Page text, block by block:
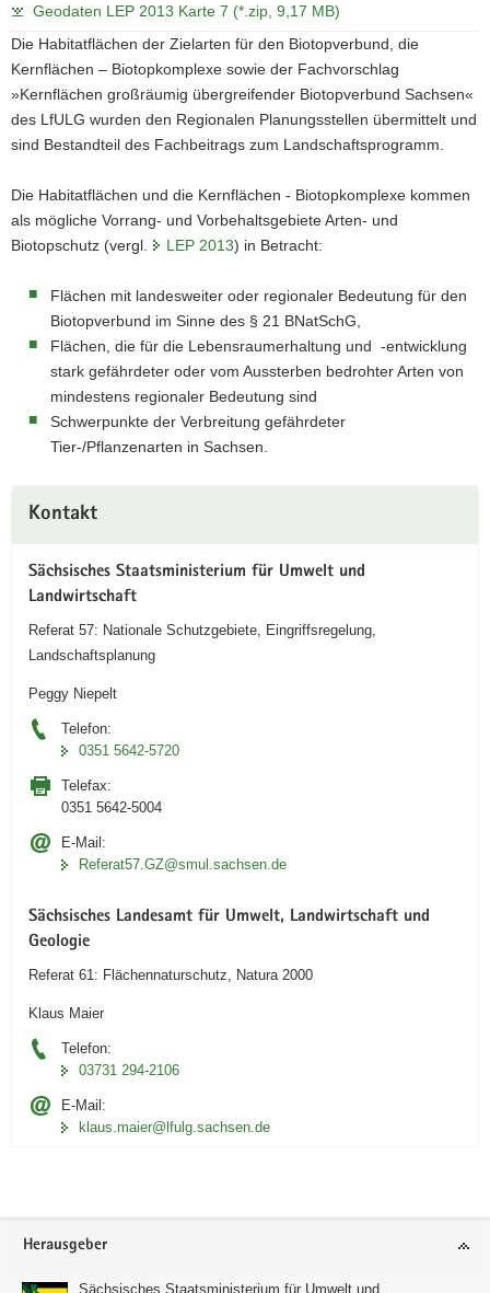
Geodaten LEP 2013 Karte 7 (*.zip, 9,17 MB)
Die Habitatflächen der Zielarten für den Biotopverbund, die
Kernflächen – Biotopkomplexe sowie der Fachvorschlag
»Kernflächen großräumig übergreifender Biotopverbund Sachsen«
des LfULG wurden den Regionalen Planungsstellen übermittelt und
sind Bestandteil des Fachbeitrags zum Landschaftsprogramm.
Die Habitatflächen und die Kernflächen - Biotopkomplexe kommen
als mögliche Vorrang- und Vorbehaltsgebiete Arten- und
Biotopschutz (vergl.
LEP 2013) in Betracht:
Flächen mit landesweiter oder regionaler Bedeutung für den
Biotopverbund im Sinne des § 21 BNatSchG,
Flächen, die für die Lebensraumerhaltung und -entwicklung
stark gefährdeter oder vom Aussterben bedrohter Arten von
mindestens regionaler Bedeutung sind
Schwerpunkte der Verbreitung gefährdeter
Tier-/Pflanzenarten in Sachsen.
Information
Kontakt
Sächsisches Staatsministerium für Umwelt und
Landwirtschaft
Referat 57: Nationale Schutzgebiete, Eingriffsregelung,
Landschaftsplanung
Peggy Niepelt
Telefon:
0351 5642-5720
Telefax:
0351 5642-5004
E-Mail:
Referat57.GZ@smul.sachsen.de
Sächsisches Landesamt für Umwelt, Landwirtschaft und
Geologie
Referat 61: Flächennaturschutz, Natura 2000
Klaus Maier
Telefon:
03731 294-2106
E-Mail:
klaus.maier@lfulg.sachsen.de
Footer-
Herausgeber
Sächsisches Staatsministerium für Umwelt und